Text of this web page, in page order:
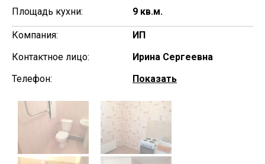
Площадь кухни:
9 кв.м.
Компания:
ИП
Контактное лицо:
Ирина Сергеевна
Телефон:
Показать